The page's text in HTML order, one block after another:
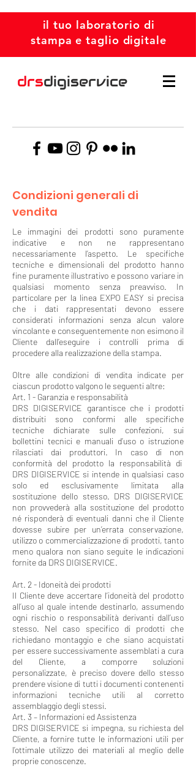
il tuo laboratorio di
stampa e taglio digitale
drsdigiservice
Condizioni generali di
vendita
Le immagini dei prodotti sono puramente
indicative e non ne rappresentano
necessariamente l’aspetto. Le specifiche
tecniche e dimensionali del prodotto hanno
fine puramente illustrativo e possono variare in
qualsiasi momento senza preavviso. In
particolare per la linea EXPO EASY si precisa
che i dati rappresentati devono essere
considerati informazioni senza alcun valore
vincolante e conseguentemente non esimono il
Cliente dall’eseguire i controlli prima di
procedere alla realizzazione della stampa.
Oltre alle condizioni di vendita indicate per
ciascun prodotto valgono le seguenti altre:
Art. 1 - Garanzia e responsabilità
DRS DIGISERVICE garantisce che i prodotti
distribuiti sono conformi alle specifiche
tecniche dichiarate sulle confezioni, sui
bollettini tecnici e manuali d’uso o istruzione
rilasciati dai produttori. In caso di non
conformità del prodotto la responsabilità di
DRS DIGISERVICE si intende in qualsiasi caso
solo ed esclusivamente limitata alla
sostituzione dello stesso. DRS DIGISERVICE
non provvederà alla sostituzione del prodotto
né risponderà di eventuali danni che il Cliente
dovesse subire per un’errata conservazione,
utilizzo o commercializzazione di prodotti, tanto
meno qualora non siano seguite le indicazioni
fornite da DRS DIGISERVICE.
Art. 2 - Idoneità dei prodotti
Il Cliente deve accertare l’idoneità del prodotto
all’uso al quale intende destinarlo, assumendo
ogni rischio o responsabilità derivanti dall’uso
stesso. Nel caso specifico di prodotti che
richiedano montaggio e che siano acquistati
per essere successivamente assemblati a cura
del Cliente, a comporre soluzioni
personalizzate, è preciso dovere dello stesso
prendere visione di tutti i documenti contenenti
informazioni tecniche utili al corretto
assemblaggio degli stessi.
Art. 3 – Informazioni ed Assistenza
DRS DIGISERVICE si impegna, su richiesta del
Cliente, a fornire tutte le informazioni utili per
l’ottimale utilizzo dei materiali al meglio delle
proprie conoscenze.